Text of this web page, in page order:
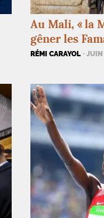
Au Mali, «la
gêner les
RÉMI CARAYOL ·